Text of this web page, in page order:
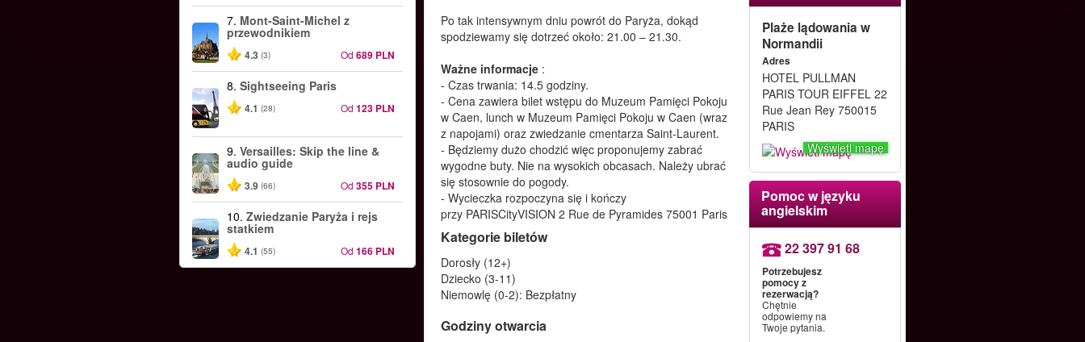
7. Mont-Saint-Michel z
przewodnikiem
4.3 (3) Od 689 PLN
8. Sightseeing Paris
4.1 (28) Od 123 PLN
9. Versailles: Skip the line &
audio guide
3.9 (66) Od 355 PLN
10. Zwiedzanie Paryża i rejs
statkiem
4.1 (55) Od 166 PLN
Po tak intensywnym dniu powrót do Paryża, dokąd
spodziewamy się dotrzeć około: 21.00 – 21.30.
Ważne informacje :
- Czas trwania: 14.5 godziny.
- Cena zawiera bilet wstępu do Muzeum Pamięci Pokoju
w Caen, lunch w Muzeum Pamięci Pokoju w Caen (wraz
z napojami) oraz zwiedzanie cmentarza Saint-Laurent.
- Będziemy dużo chodzić więc proponujemy zabrać
wygodne buty. Nie na wysokich obcasach. Należy ubrać
się stosownie do pogody.
- Wycieczka rozpoczyna się i kończy
przy PARISCityVISION 2 Rue de Pyramides 75001 Paris
Kategorie biletów
Dorosły (12+)
Dziecko (3-11)
Niemowlę (0-2): Bezpłatny
Godziny otwarcia
Plaże lądowania w
Normandii
Adres
HOTEL PULLMAN
PARIS TOUR EIFFEL 22
Rue Jean Rey 750015
PARIS
Wyświetl mapę
Pomoc w języku
angielskim
22 397 91 68
Potrzebujesz
pomocy z
rezerwacją?
Chętnie
odpowiemy na
Twoje pytania.